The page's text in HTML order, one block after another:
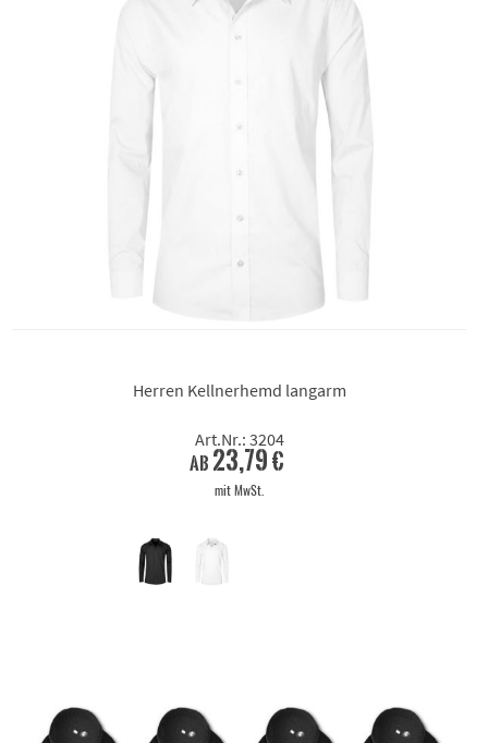
Herren Kellnerhemd langarm
Art.Nr.: 3204
ab 23,79 €
mit MwSt.